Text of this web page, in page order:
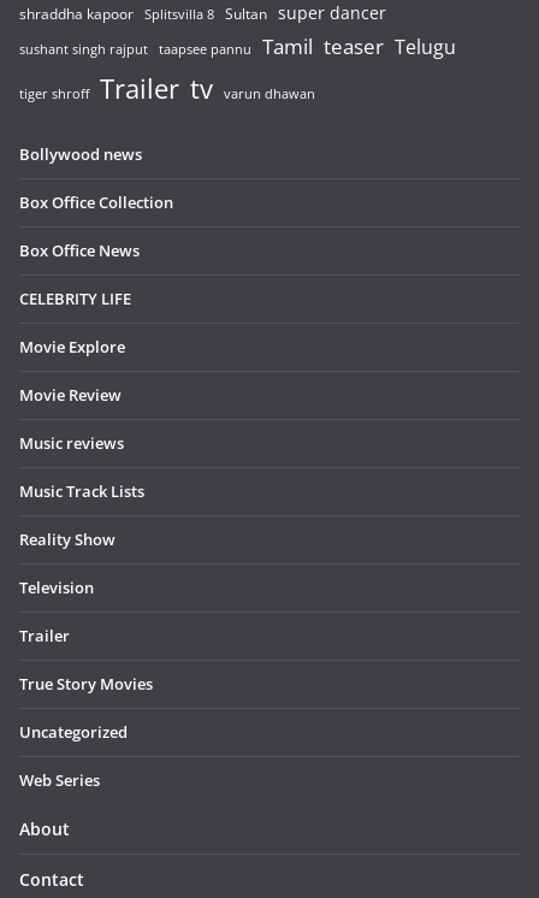
shraddha kapoor Splitsvilla 8 Sultan super dancer
sushant singh rajput taapsee pannu Tamil teaser Telugu
tiger shroff Trailer tv varun dhawan
Bollywood news
Box Office Collection
Box Office News
CELEBRITY LIFE
Movie Explore
Movie Review
Music reviews
Music Track Lists
Reality Show
Television
Trailer
True Story Movies
Uncategorized
Web Series
About
Contact